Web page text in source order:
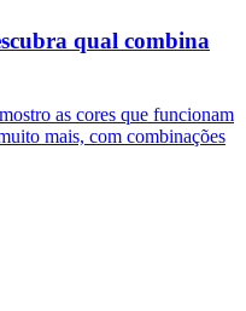
qual combina
as cores que funcionam
mais, com combinações